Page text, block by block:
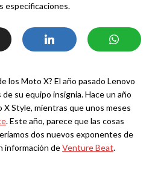
especificaciones.
los Moto X? El año pasado Lenovo
su equipo insignia. Hace un año
X Style, mientras que unos meses
. Este año, parece que las cosas
dos nuevos exponentes de
información deVenture Beat.